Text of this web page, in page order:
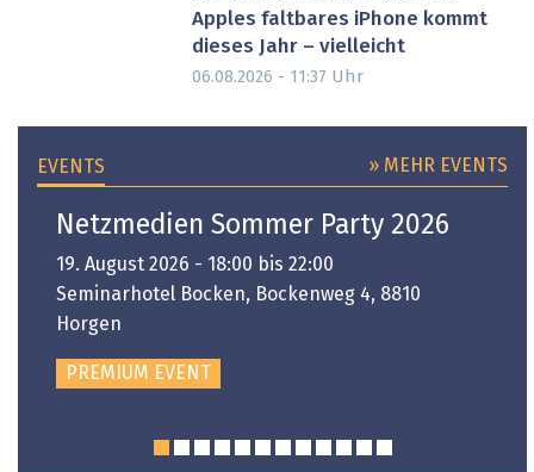
Apples faltbares iPhone kommt
dieses Jahr – vielleicht
06.08.2026 - 11:37 Uhr
EVENTS » MEHR EVENTS
Netzmedien Sommer Party 2026
19. August 2026 - 18:00 bis 22:00
Seminarhotel Bocken, Bockenweg 4, 8810
Horgen
PREMIUM EVENT